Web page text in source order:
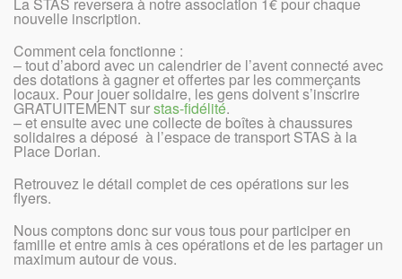
nouvelle inscription.
Comment cela fonctionne :
– tout d’abord avec un calendrier de l’avent connecté avec
des dotations à gagner et offertes par les commerçants
locaux. Pour jouer solidaire, les gens doivent s’inscrire
GRATUITEMENT surstas-fidélité.
– et ensuite avec une collecte de boîtes à chaussures
solidaires a déposé à l’espace de transport STAS à la
Place Dorian.
Retrouvez le détail complet de ces opérations sur les
flyers.
Nous comptons donc sur vous tous pour participer en
famille et entre amis à ces opérations et de les partager un
maximum autour de vous.